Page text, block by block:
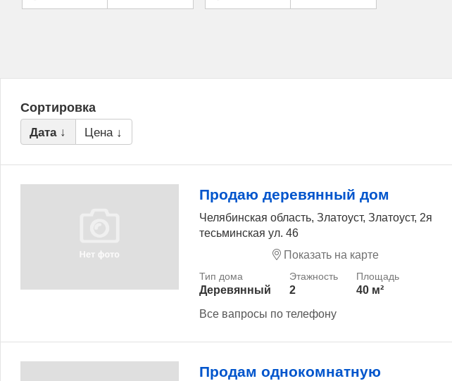
Сортировка
Дата ↓ Цена ↓
Продаю деревянный дом
Челябинская область, Златоуст, Златоуст, 2я
тесьминская ул. 46
Показать на карте
Деревянный 2
40 м²
Все вапросы по телефону
Продам однокомнатную